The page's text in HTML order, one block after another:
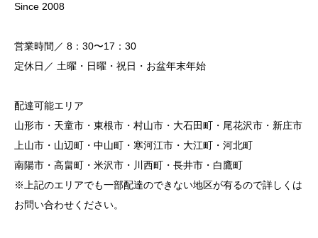
Since 2008
営業時間／ 8：30〜17：30
定休日／ 土曜・日曜・祝日・お盆年末年始
配達可能エリア
山形市・天童市・東根市・村山市・大石田町・尾花沢市・新庄市
上山市・山辺町・中山町・寒河江市・大江町・河北町
南陽市・高畠町・米沢市・川西町・長井市・白鷹町
※上記のエリアでも一部配達のできない地区が有るので詳しくは
お問い合わせください。